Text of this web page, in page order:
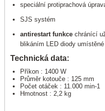
speciální protiprachová
SJS systém
antirestart funkce chránící
blikáním LED diody
Technická data:
Příkon : 1400 W
Průměr kotouče : 125 mm
Počet otáček : 11.000 min-1
Hmotnost : 2,2 kg